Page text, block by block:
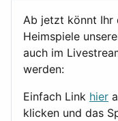
Ab jetzt könnt Ihr
Heimspiele
auch im
werden:
Einfach Link hier
klicken und das